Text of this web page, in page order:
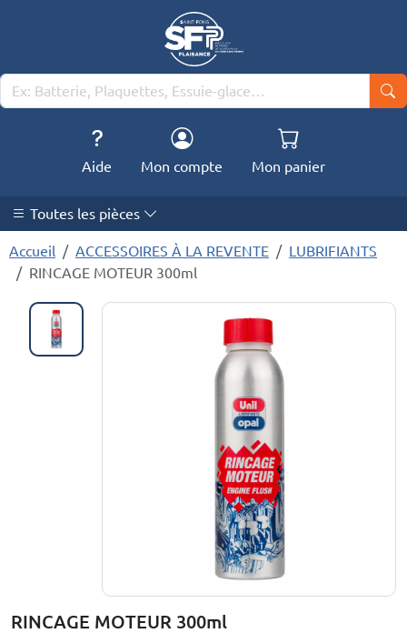
Aide Mon compte Mon panier
Toutes les pièces
Accueil ACCESSOIRES À LA REVENTE
LUBRIFIANTS
RINCAGE MOTEUR 300ml
RINCAGE MOTEUR 300ml